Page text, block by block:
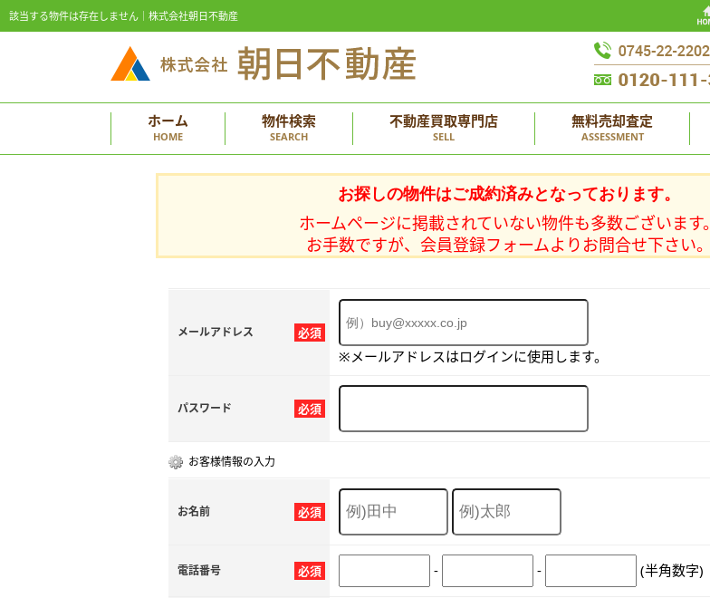
該当する物件は存在しません｜株式会社朝日不動産
ホーム
HOME
物件検索
SEARCH
不動産買取専門店
SELL
無料売却査定
ASSESSMENT
お探しの物件はご成約済みとなっております。
ホームページに掲載されていない物件も多数ございます。
お手数ですが、会員登録フォームよりお問合せ下さい。
必須
メールアドレス
※メールアドレスはログインに使用します。
必須
パスワード
お客様情報の入力
必須
お名前
必須
電話番号 - - (半角数字)